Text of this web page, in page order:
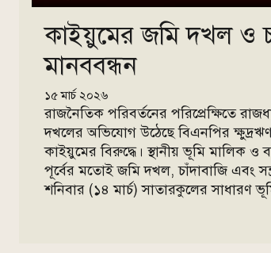
কাইয়ুমের জমি দখল ও
মানববন্ধন
১৫ মার্চ ২০২৬
রাজনৈতিক পরিবর্তনের পরিপ্রেক্ষিতে
দখলের অভিযোগ উঠেছে বিএনপির
কাইয়ুমের বিরুদ্ধে। স্থানীয় ভূমি মালিক ও
পূর্বের মতোই জমি দখল, চাঁদাবাজি এবং
শনিবার (১৪ মার্চ) সাতারকুলের সাধারণ